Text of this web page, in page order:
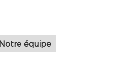
Notre équipe